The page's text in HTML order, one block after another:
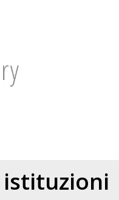
istituzioni